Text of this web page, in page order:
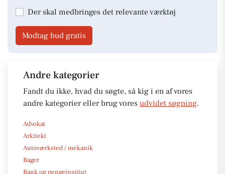
Der skal medbringes det relevante værktøj
Modtag bud gratis
Andre kategorier
Fandt du ikke, hvad du søgte, så kig i en af vores
andre kategorier eller brug vores udvidet søgning.
Advokat
Arkitekt
Autoværksted / mekanik
Bager
Bank og pengeinstitut